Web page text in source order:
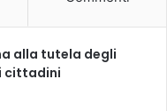
alla tutela degli
cittadini